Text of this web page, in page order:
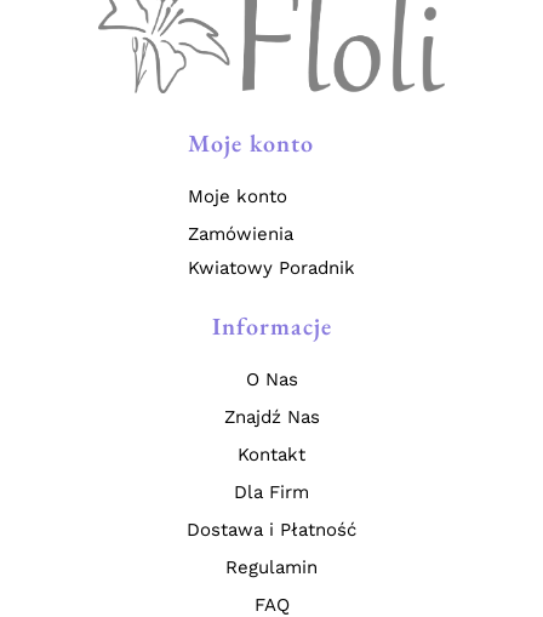
Moje konto
Moje konto
Zamówienia
Kwiatowy Poradnik
Informacje
O Nas
Znajdź Nas
Kontakt
Dla Firm
Dostawa i Płatność
Regulamin
FAQ